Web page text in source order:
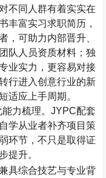
不同人群有着实实在
丰富实习求职简历，
，可助力内部晋升、
队人员资质材料；独
业实力，更容易对接
行进入创意行业的新
适应上手周期。
力梳理。 JYPC配套
学从业者补齐项目策
环节，不只是取得证
提升。
具综合技艺与专业背